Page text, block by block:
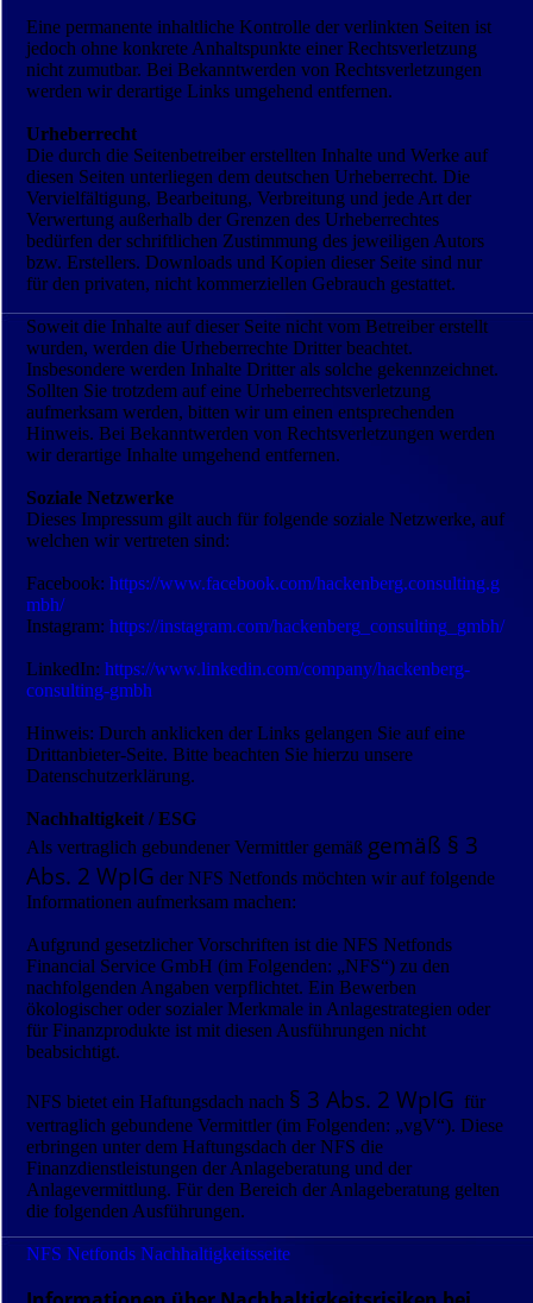
Eine permanente inhaltliche Kontrolle der verlinkten Seiten ist
jedoch ohne konkrete Anhaltspunkte einer Rechtsverletzung
nicht zumutbar. Bei Bekanntwerden von Rechts­verletzungen
werden wir derartige Links umgehend entfernen.
Urheberrecht
Die durch die Seitenbetreiber erstellten Inhalte und Werke auf
diesen Seiten unterliegen dem deutschen Urheber­recht. Die
Vervielfältigung, Bearbeitung, Verbreitung und jede Art der
Verwertung außerhalb der Grenzen des Urheberrechtes
bedürfen der schriftlichen Zustimmung des jeweiligen Autors
bzw. Erstellers. Downloads und Kopien dieser Seite sind nur
für den privaten, nicht kommerziellen Gebrauch gestattet.
Soweit die Inhalte auf dieser Seite nicht vom Betreiber erstellt
wurden, werden die Urheberrechte Dritter beachtet.
Insbesondere werden Inhalte Dritter als solche gekennzeichnet.
Sollten Sie trotzdem auf eine Urheberrechts­verletzung
aufmerksam werden, bitten wir um einen entsprechenden
Hinweis. Bei Bekanntwerden von Rechts­verletzungen werden
wir derartige Inhalte umgehend entfernen.
Soziale Netzwerke
Dieses Impressum gilt auch für folgende soziale Netzwerke, auf
welchen wir vertreten sind:
Facebook:https://www.facebook.com/hackenberg.consulting.g
mbh/
Instagram:https://instagram.com/hackenberg_consulting_gmbh/
LinkedIn:https://www.linkedin.com/company/hackenberg-
consulting-gmbh
Hinweis: Durch anklicken der Links gelangen Sie auf eine
Drittanbieter-Seite. Bitte beachten Sie hierzu unsere
Datenschutzerklärung.
Nachhaltigkeit / ESG
Als vertraglich gebundener Vermittler gemäß gemäß § 3
Abs. 2 WpIG der NFS Netfonds möchten wir auf folgende
Informationen aufmerksam machen:
Aufgrund gesetzlicher Vorschriften ist die NFS Netfonds
Financial Service GmbH (im Folgenden: „NFS“) zu den
nachfolgenden Angaben verpflichtet. Ein Bewerben
ökologischer oder sozialer Merkmale in Anlagestrategien oder
für Finanzprodukte ist mit diesen Ausführungen nicht
beabsichtigt.
NFS bietet ein Haftungsdach nach § 3 Abs. 2 WpIG für
vertraglich gebundene Vermittler (im Folgenden: „vgV“). Diese
erbringen unter dem Haftungsdach der NFS die
Finanzdienstleistungen der Anlageberatung und der
Anlagevermittlung. Für den Bereich der Anlageberatung gelten
die folgenden Ausführungen.
NFS Netfonds Nachhaltigkeitsseite